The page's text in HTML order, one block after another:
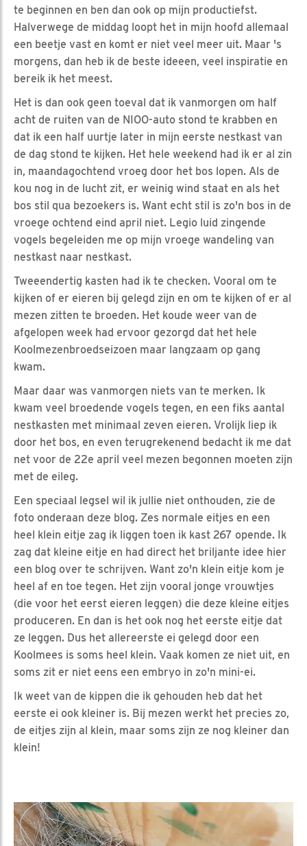
te beginnen en ben dan ook op mijn productiefst.
Halverwege de middag loopt het in mijn hoofd allemaal
een beetje vast en komt er niet veel meer uit. Maar 's
morgens, dan heb ik de beste ideeen, veel inspiratie en
bereik ik het meest.
Het is dan ook geen toeval dat ik vanmorgen om half
acht de ruiten van de NIOO-auto stond te krabben en
dat ik een half uurtje later in mijn eerste nestkast van
de dag stond te kijken. Het hele weekend had ik er al zin
in, maandagochtend vroeg door het bos lopen. Als de
kou nog in de lucht zit, er weinig wind staat en als het
bos stil qua bezoekers is. Want echt stil is zo'n bos in de
vroege ochtend eind april niet. Legio luid zingende
vogels begeleiden me op mijn vroege wandeling van
nestkast naar nestkast.
Tweeendertig kasten had ik te checken. Vooral om te
kijken of er eieren bij gelegd zijn en om te kijken of er al
mezen zitten te broeden. Het koude weer van de
afgelopen week had ervoor gezorgd dat het hele
Koolmezenbroedseizoen maar langzaam op gang
kwam.
Maar daar was vanmorgen niets van te merken. Ik
kwam veel broedende vogels tegen, en een fiks aantal
nestkasten met minimaal zeven eieren. Vrolijk liep ik
door het bos, en even terugrekenend bedacht ik me dat
net voor de 22e april veel mezen begonnen moeten zijn
met de eileg.
Een speciaal legsel wil ik jullie niet onthouden, zie de
foto onderaan deze blog. Zes normale eitjes en een
heel klein eitje zag ik liggen toen ik kast 267 opende. Ik
zag dat kleine eitje en had direct het briljante idee hier
een blog over te schrijven. Want zo'n klein eitje kom je
heel af en toe tegen. Het zijn vooral jonge vrouwtjes
(die voor het eerst eieren leggen) die deze kleine eitjes
produceren. En dan is het ook nog het eerste eitje dat
ze leggen. Dus het allereerste ei gelegd door een
Koolmees is soms heel klein. Vaak komen ze niet uit, en
soms zit er niet eens een embryo in zo'n mini-ei.
Ik weet van de kippen die ik gehouden heb dat het
eerste ei ook kleiner is. Bij mezen werkt het precies zo,
de eitjes zijn al klein, maar soms zijn ze nog kleiner dan
klein!